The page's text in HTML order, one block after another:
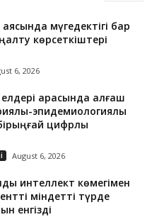
мүгедектігі бар
көрсеткіштері
6, 2026
арасында алғаш
эпидемиологиялық
цифрлық
August 6, 2026
интеллект көмегімен
міндетті түрде
енгізді